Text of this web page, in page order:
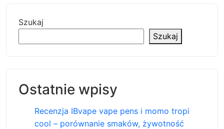
Szukaj
Szukaj
Ostatnie wpisy
Recenzja IBvape vape pens i momo tropi
cool – porównanie smaków, żywotność